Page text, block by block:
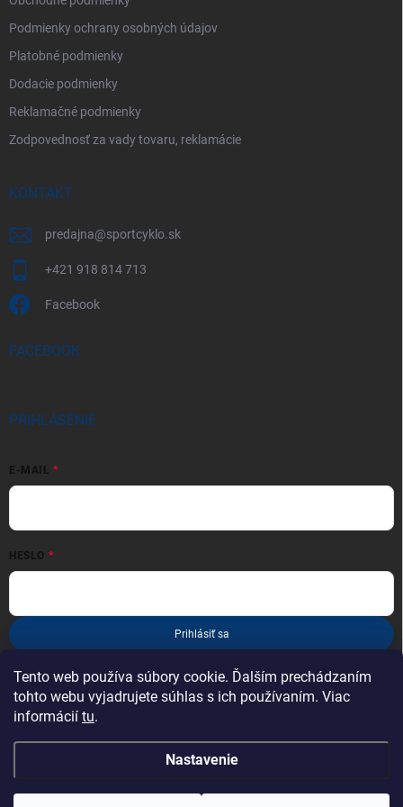
Tento web používa súbory cookie. Ďalším prechádzaním
tohto webu vyjadrujete súhlas s ich používaním. Viac
informácií tu.
Nastavenie
Podmienky ochrany osobných údajov
Platobné podmienky
Dodacie podmienky
Reklamačné podmienky
Zodpovednosť za vady tovaru, reklamácie
KONTAKT
predajna@sportcyklo.sk
+421 918 814 713
Facebook
FACEBOOK
PRIHLÁSENIE
E-MAIL
HESLO
Prihlásiť sa